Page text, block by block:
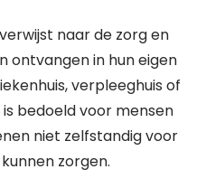
naar de zorg en
ontvangen in hun eigen
verpleeghuis of
bedoeld voor mensen
niet zelfstandig voor
zorgen.